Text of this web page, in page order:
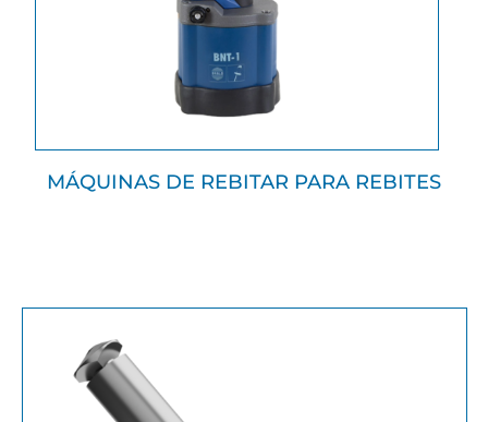
MÁQUINAS DE REBITAR PARA REBITES